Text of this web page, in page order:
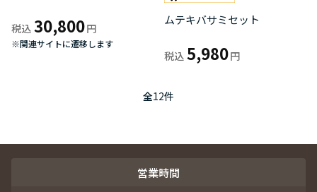
MOLATURA bestpot 20cm
(2.0l) ホワイト BP20-WH
ムテキバサミセット
5,980